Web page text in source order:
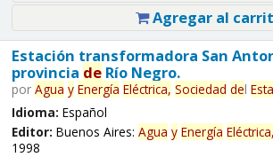
Agregar al
Estación transformadora San
provincia deRío Negro.
por Agua y Energía Eléctrica, Sociedad del
Idioma: Español
Editor: Buenos Aires: Agua y Energía Eléctrica,
1998